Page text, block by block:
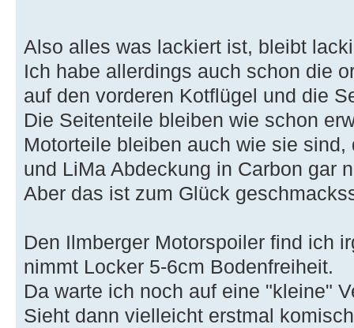
Rahmenheckverkelidung links
Rahmenheckverkelidung rechts
Kennzeichenträger kurz
Schwingenabdeckung links
Schwingenabdeckung rechts
Ritzelabdeckung
Auspuffhitzeschutz
Kotflügel vorne unlack. Teil
Also alles was lackiert ist, bleibt
Ich habe allerdings auch schon die
auf den vorderen Kotflügel und die
Die Seitenteile bleiben wie schon
Motorteile bleiben auch wie sie
und LiMa Abdeckung in Carbon gar
Aber das ist zum Glück
Den Ilmberger Motorspoiler find ich
nimmt Locker 5-6cm Bodenfreiheit.
Da warte ich noch auf eine "kleine"
Sieht dann vielleicht erstmal